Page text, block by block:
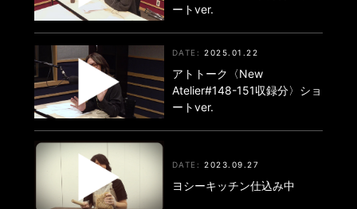
ートver.
2025.01.22
アトトーク〈New
Atelier#148-151収録分〉ショ
ートver.
2023.09.27
ヨシーキッチン仕込み中